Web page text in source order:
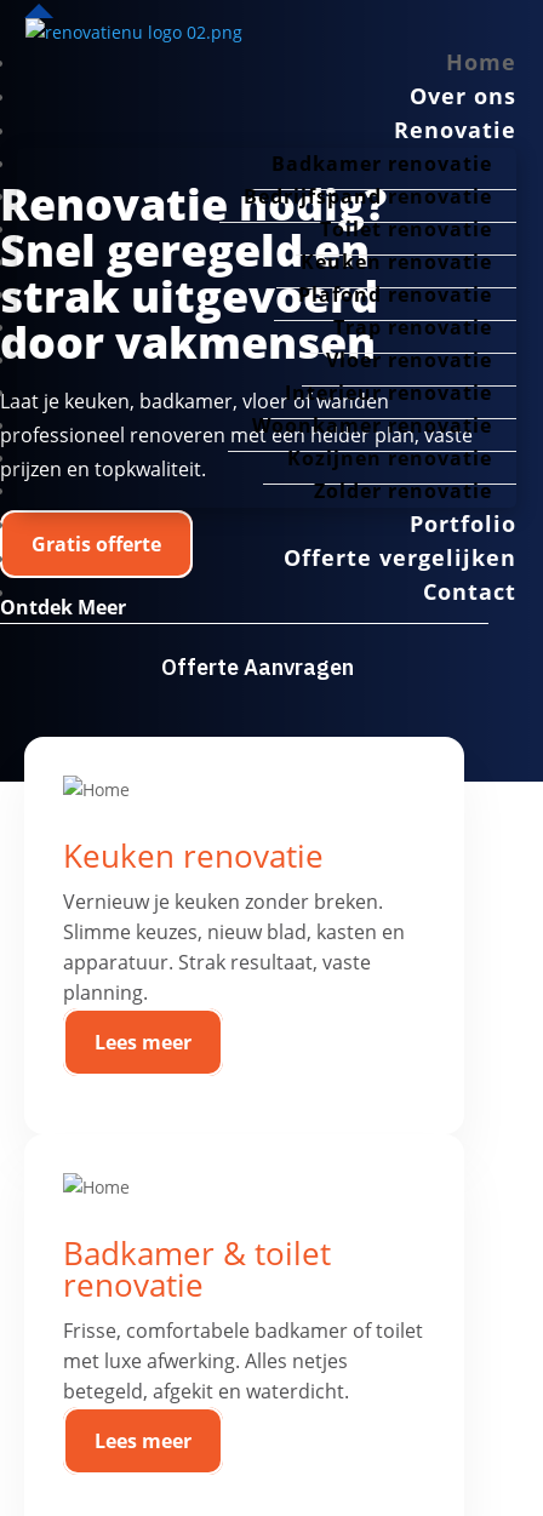
Home
Over ons
Renovatie
Badkamer renovatie
Bedrijfspand renovatie
Toilet renovatie
Keuken renovatie
Plafond renovatie
Trap renovatie
Vloer renovatie
Interieur renovatie
Woonkamer renovatie
Kozijnen renovatie
Zolder renovatie
Portfolio
Offerte vergelijken
Contact
Offerte Aanvragen
Renovatie nodig?
Snel geregeld en
strak uitgevoerd
door vakmensen
Laat je keuken, badkamer, vloer of wanden
professioneel renoveren met een helder plan, vaste
prijzen en topkwaliteit.
Gratis offerte
Ontdek Meer
Keuken renovatie
Vernieuw je keuken zonder breken.
Slimme keuzes, nieuw blad, kasten en
apparatuur. Strak resultaat, vaste
planning.
Lees meer
Badkamer & toilet
renovatie
Frisse, comfortabele badkamer of toilet
met luxe afwerking. Alles netjes
betegeld, afgekit en waterdicht.
Lees meer